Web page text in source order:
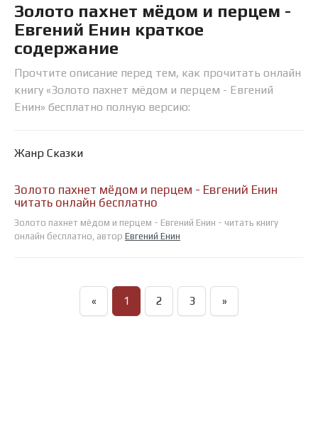
Золото пахнет мёдом и перцем -
Евгений Енин краткое
содержание
Прочтите описание перед тем, как прочитать онлайн
книгу «Золото пахнет мёдом и перцем - Евгений
Енин» бесплатно полную версию:
Жанр Сказки
Золото пахнет мёдом и перцем - Евгений Енин
читать онлайн бесплатно
Золото пахнет мёдом и перцем - Евгений Енин - читать книгу
онлайн бесплатно, автор Евгений Енин
« 1 2 3 »